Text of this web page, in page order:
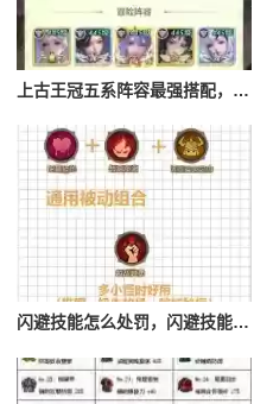
上古王冠五系阵容最强搭配，上古王冠五星排行
闪避技能怎么处罚，闪避技能怎么处罚队友